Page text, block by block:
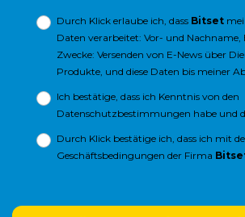
Durch Klick erlaube ich, dass Bitset
Daten verarbeitet: Vor- und Nachname,
Zwecke: Versenden von E-News über
Produkte, und diese Daten bis meiner
Ich bestätige, dass ich Kenntnis von den
Datenschutzbestimmungen habe und
Durch Klick bestätige ich, dass ich mit
Geschäftsbedingungen der Firma